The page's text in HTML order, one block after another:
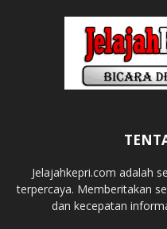
Jelajahkepri.com adalah
terpercaya. Memberitakan
dan kecepatan